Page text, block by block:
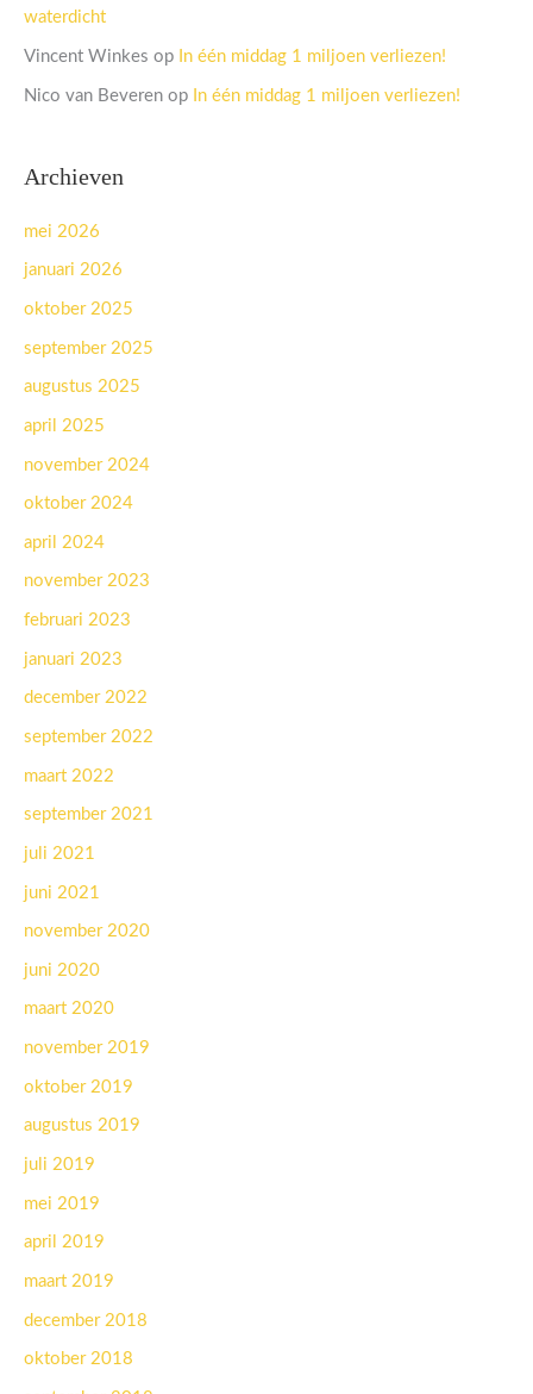
waterdicht
Vincent Winkes op In één middag 1 miljoen verliezen!
Nico van Beveren op In één middag 1 miljoen verliezen!
Archieven
mei 2026
januari 2026
oktober 2025
september 2025
augustus 2025
april 2025
november 2024
oktober 2024
april 2024
november 2023
februari 2023
januari 2023
december 2022
september 2022
maart 2022
september 2021
juli 2021
juni 2021
november 2020
juni 2020
maart 2020
november 2019
oktober 2019
augustus 2019
juli 2019
mei 2019
april 2019
maart 2019
december 2018
oktober 2018